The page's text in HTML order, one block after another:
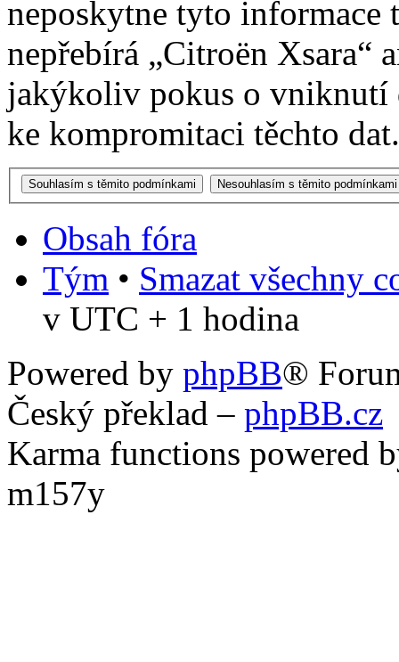
neposkytne tyto informace
nepřebírá „Citroën Xsara“
jakýkoliv pokus o vniknutí
ke kompromitaci těchto dat.
Obsah fóra
Tým • Smazat všechny
v UTC + 1 hodina
Powered by phpBB®
Český překlad – phpBB.cz
Karma functions powered
m157y